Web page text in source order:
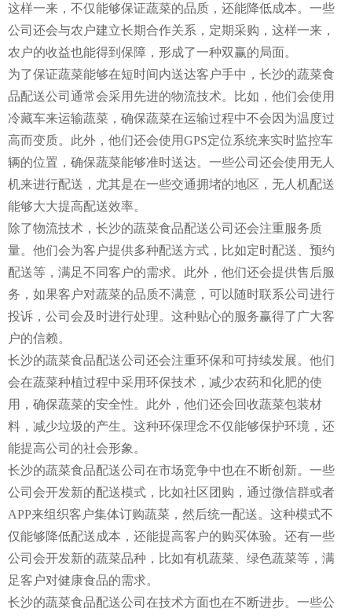
这样一来，不仅能够保证蔬菜的品质，还能降低成本。一些
公司还会与农户建立长期合作关系，定期采购，这样一来，
农户的收益也能得到保障，形成了一种双赢的局面。
为了保证蔬菜能够在短时间内送达客户手中，长沙的蔬菜食
品配送公司通常会采用先进的物流技术。比如，他们会使用
冷藏车来运输蔬菜，确保蔬菜在运输过程中不会因为温度过
高而变质。此外，他们还会使用GPS定位系统来实时监控车
辆的位置，确保蔬菜能够准时送达。一些公司还会使用无人
机来进行配送，尤其是在一些交通拥堵的地区，无人机配送
能够大大提高配送效率。
除了物流技术，长沙的蔬菜食品配送公司还会注重服务质
量。他们会为客户提供多种配送方式，比如定时配送、预约
配送等，满足不同客户的需求。此外，他们还会提供售后服
务，如果客户对蔬菜的品质不满意，可以随时联系公司进行
投诉，公司会及时进行处理。这种贴心的服务赢得了广大客
户的信赖。
长沙的蔬菜食品配送公司还会注重环保和可持续发展。他们
会在蔬菜种植过程中采用环保技术，减少农药和化肥的使
用，确保蔬菜的安全性。此外，他们还会回收蔬菜包装材
料，减少垃圾的产生。这种环保理念不仅能够保护环境，还
能提高公司的社会形象。
长沙的蔬菜食品配送公司在市场竞争中也在不断创新。一些
公司会开发新的配送模式，比如社区团购，通过微信群或者
APP来组织客户集体订购蔬菜，然后统一配送。这种模式不
仅能够降低配送成本，还能提高客户的购买体验。还有一些
公司会开发新的蔬菜品种，比如有机蔬菜、绿色蔬菜等，满
足客户对健康食品的需求。
长沙的蔬菜食品配送公司在技术方面也在不断进步。一些公